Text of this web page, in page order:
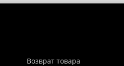
Возврат товара